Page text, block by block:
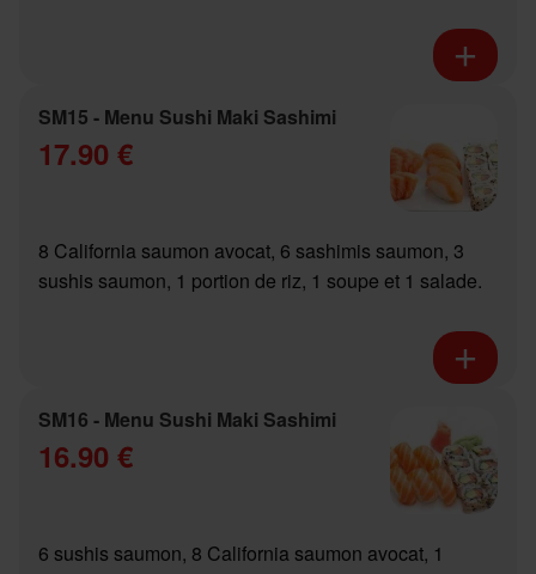
SM15 - Menu Sushi Maki Sashimi
17.90 €
8 California saumon avocat, 6 sashimis saumon, 3
sushis saumon, 1 portion de riz, 1 soupe et 1 salade.
SM16 - Menu Sushi Maki Sashimi
16.90 €
6 sushis saumon, 8 California saumon avocat, 1